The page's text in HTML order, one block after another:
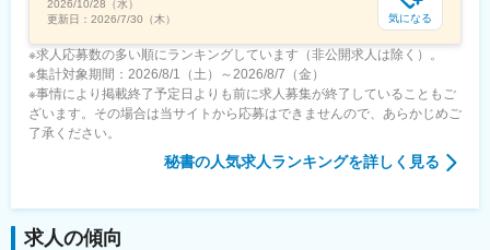
2026/10/28（水）
更新日： 2026/7/30（木） 気になる
※求人応募数の多い順にランキングしています（非公開求人は除く）。
※集計対象期間：2026/8/1（土）～2026/8/7（金）
※事情により掲載終了予定日よりも前に求人募集が終了していることもご
ざいます。その場合は当サイトから応募はできませんので、あらかじめご
了承ください。
秘書の人気求人ランキングを詳しく見る
求人の傾向